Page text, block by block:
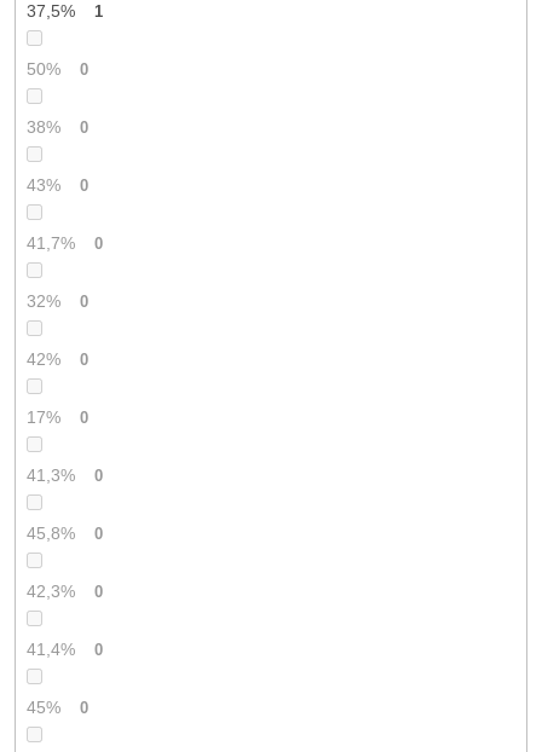
37,5% 1
50% 0
38% 0
43% 0
41,7% 0
32% 0
42% 0
17% 0
41,3% 0
45,8% 0
42,3% 0
41,4% 0
45% 0